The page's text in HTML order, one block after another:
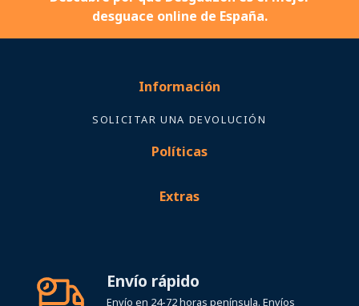
SOLICITAR UNA DEVOLUCIÓN
Políticas
Envío en 24-72 horas península. Envíos
internacionales según país